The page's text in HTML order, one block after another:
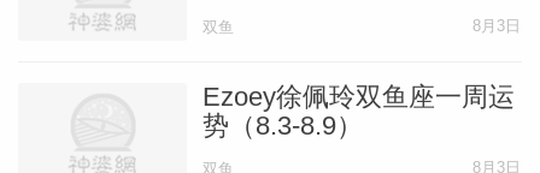
双鱼 8月3日
Ezoey徐佩玲双鱼座一周运
势（8.3-8.9）
双鱼 8月3日